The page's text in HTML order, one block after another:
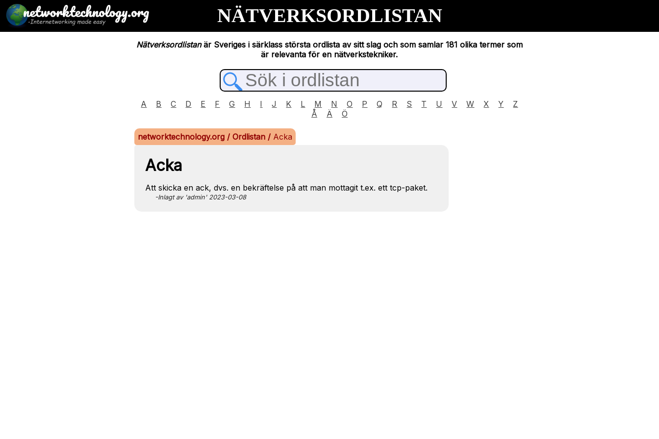
NÄTVERKSORDLISTAN
Nätverksordlistanär Sveriges i särklass största ordlista av sitt slag och som samlar 181 olika termer som
är relevanta för en nätverkstekniker.
A B C D E F G H I J K L M N O P Q R S T U V W X Y
Z
Å
Ä Ö
networktechnology.org / Ordlistan / Acka
Acka
Att skicka en ack, dvs. en bekräftelse på att man mottagit t.ex. ett tcp-paket.
-Inlagt av 'admin' 2023-03-08